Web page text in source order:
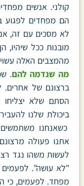
קולני. אנשים
הם מפחדים לפגוע
לא מסכים עם זה,
מובנות ככל שיהיו,
מהמצבים האלה
מה שנדמה להם.
ברצונם של אחרים.
הסתם שלא יצליחו
ביכולת שלנו
כשאנחנו
אתנו פעולה
לעשות משהו נגד
"לא עושה".
מפחד. לפעמים, כי